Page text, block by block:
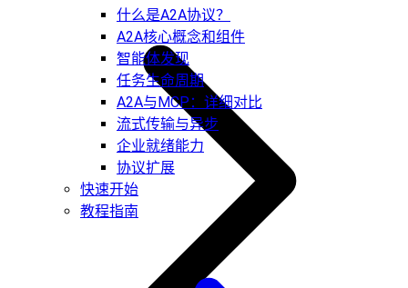
什么是A2A协议？
A2A核心概念和组件
智能体发现
任务生命周期
A2A与MCP：详细对比
流式传输与异步
企业就绪能力
协议扩展
快速开始
教程指南